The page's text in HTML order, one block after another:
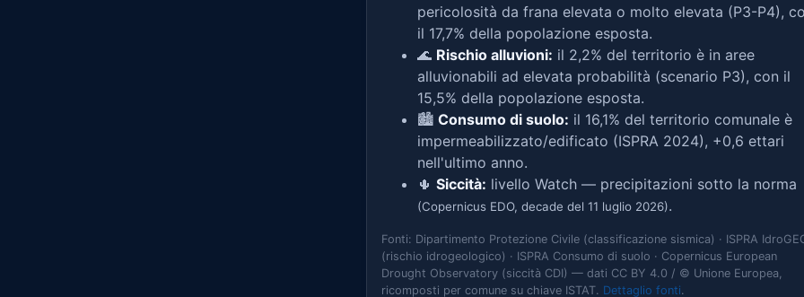
pericolosità da frana elevata o molto elevata (P3-P4),
il 17,7% della popolazione esposta.
🌊 Rischio alluvioni: il 2,2% del territorio è in aree
alluvionabili ad elevata probabilità (scenario P3), con il
15,5% della popolazione esposta.
🏙️ Consumo di suolo: il 16,1% del territorio comunale è
impermeabilizzato/edificato (ISPRA 2024), +0,6 ettari
nell'ultimo anno.
🌵 Siccità: livello Watch — precipitazioni sotto la norma
(Copernicus EDO, decade del 11 luglio 2026).
Fonti: Dipartimento Protezione Civile (classificazione sismica) · ISPRA
(rischio idrogeologico) · ISPRA Consumo di suolo · Copernicus European
Drought Observatory (siccità CDI) — dati CC BY 4.0 / © Unione Europea,
ricomposti per comune su chiave ISTAT. Dettaglio fonti.